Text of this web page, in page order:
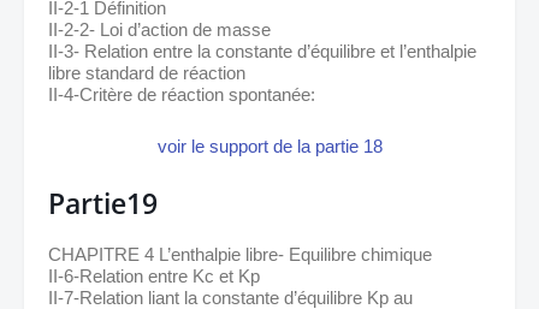
II-2-1 Définition
II-2-2- Loi d’action de masse
II-3- Relation entre la constante d’équilibre et l’enthalpie
libre standard de réaction
II-4-Critère de réaction spontanée:
voir le support de la partie 18
Partie19
CHAPITRE 4 L’enthalpie libre- Equilibre chimique
II-6-Relation entre Kc et Kp
II-7-Relation liant la constante d’équilibre Kp au